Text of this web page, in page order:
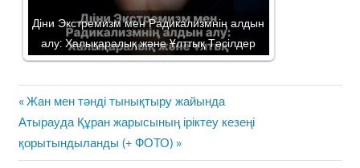
Діни Экстремизм мен Радикализмнің алдын
алу: Халықаралық және Ұлттық Тәсілдер
Жазба
навигациясы
Previous
Post:
Жан мен тәнді тынықтыру жайында
Next
Post:
Атырауда Құран жарысының іріктеу кезеңі
қорытындыланды (+ ФОТО)